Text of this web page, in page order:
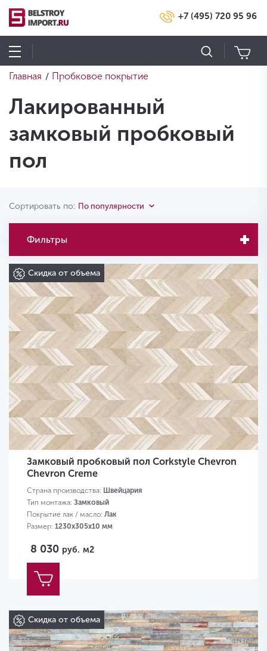
+7 (495) 720 95 96
Главная / Пробковое покрытие
Лакированный
замковый пробковый
пол
Сортировать по: По популярности
Фильтры
Скидка от объема
Замковый пробковый пол Corkstyle Chevron
Chevron Creme
Страна производства: Швейцария
Тип монтажа: Замковый
Покрытие лак / масло: Лак
Размер: 1230х305х10 мм
8 030 руб. м2
Скидка от объема